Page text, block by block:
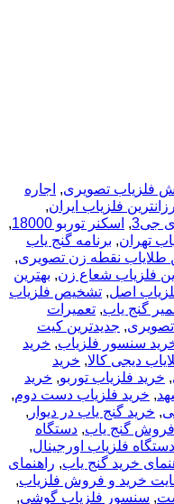
فلزیاب تصویری, اجاره
ارزانترین فلزیاب ایران,
جی3 , اسکنر توربو 18000
,
تهران, برنامه گنج یاب
طلایاب نقطه زن تصویری,
فلزیاب شعاع زن, بهترین
اصل, تشخیص فلزیاب
گنج یاب, تعمیرات
تصویری, جدیدترین کیت
سنسور فلزیاب, خرید
دیجی کالا, خرید
, خرید فلزیاب توربو, خرید
, خرید فلزیاب دست دوم,
, خرید گنج یاب در دیوار ,
فروش گنج یاب, دستگاه
دستگاه فلزیاب اورجینال,
خرید گنج یاب, راهنمای
خرید و فروش فلزیاب,
, سنسور فلزیاب گوشی,